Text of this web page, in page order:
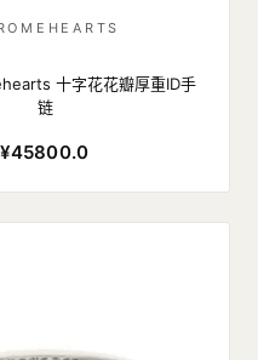
十字花花瓣厚重ID手
链
¥45800.0